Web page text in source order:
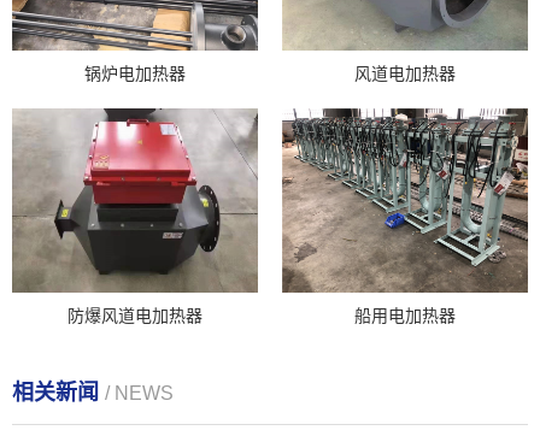
锅炉电加热器 风道电加热器
防爆风道电加热器 船用电加热器
相关新闻 / NEWS